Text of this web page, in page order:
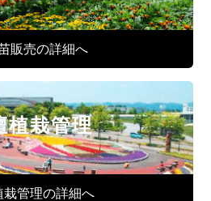
販売の詳細へ
植栽管理
栽管理の詳細へ